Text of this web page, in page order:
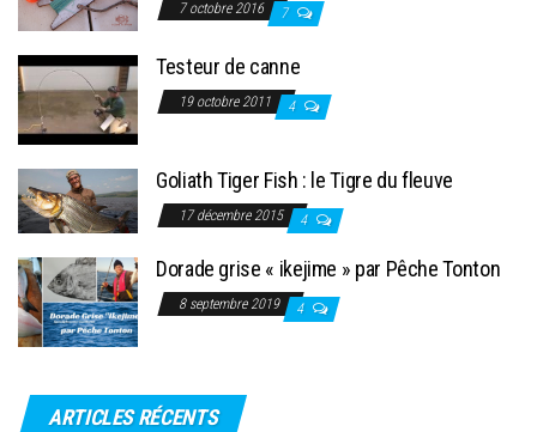
7 octobre 2016 7
Testeur de canne
19 octobre 2011 4
Goliath Tiger Fish : le Tigre du fleuve
17 décembre 2015 4
Dorade grise « ikejime » par Pêche Tonton
8 septembre 2019 4
ARTICLES RÉCENTS